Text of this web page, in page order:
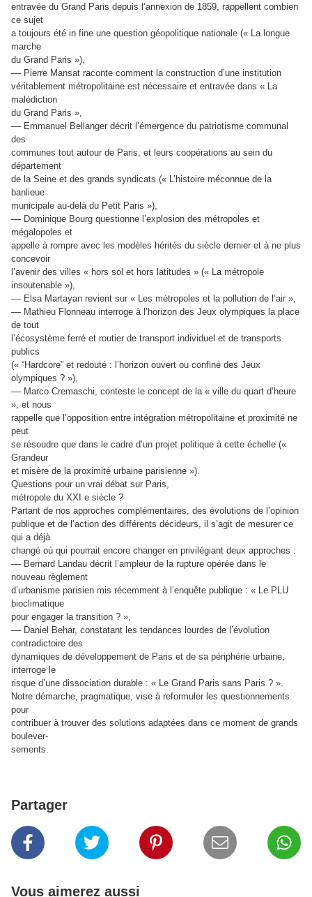
entravée du Grand Paris depuis l’annexion de 1859, rappellent combien
ce sujet
a toujours été in fine une question géopolitique nationale (« La longue
marche
du Grand Paris »),
— Pierre Mansat raconte comment la construction d’une institution
véritablement métropolitaine est nécessaire et entravée dans « La
malédiction
du Grand Paris »,
— Emmanuel Bellanger décrit l’émergence du patriotisme communal
des
communes tout autour de Paris, et leurs coopérations au sein du
département
de la Seine et des grands syndicats (« L’histoire méconnue de la
banlieue
municipale au-delà du Petit Paris »),
— Dominique Bourg questionne l’explosion des métropoles et
mégalopoles et
appelle à rompre avec les modèles hérités du siècle dernier et à ne plus
concevoir
l’avenir des villes « hors sol et hors latitudes » (« La métropole
insoutenable »),
— Elsa Martayan revient sur « Les métropoles et la pollution de l’air »,
— Mathieu Flonneau interroge à l’horizon des Jeux olympiques la place
de tout
l’écosystème ferré et routier de transport individuel et de transports
publics
(« “Hardcore” et redouté : l’horizon ouvert ou confiné des Jeux
olympiques ? »),
— Marco Cremaschi, conteste le concept de la « ville du quart d’heure
», et nous
rappelle que l’opposition entre intégration métropolitaine et proximité ne
peut
se résoudre que dans le cadre d’un projet politique à cette échelle («
Grandeur
et misère de la proximité urbaine parisienne »).
Questions pour un vrai débat sur Paris,
métropole du XXI e siècle ?
Partant de nos approches complémentaires, des évolutions de l’opinion
publique et de l’action des différents décideurs, il s’agit de mesurer ce
qui a déjà
changé où qui pourrait encore changer en privilégiant deux approches :
— Bernard Landau décrit l’ampleur de la rupture opérée dans le
nouveau règlement
d’urbanisme parisien mis récemment à l’enquête publique : « Le PLU
bioclimatique
pour engager la transition ? »,
— Daniel Behar, constatant les tendances lourdes de l’évolution
contradictoire des
dynamiques de développement de Paris et de sa périphérie urbaine,
interroge le
risque d’une dissociation durable : « Le Grand Paris sans Paris ? ».
Notre démarche, pragmatique, vise à reformuler les questionnements
pour
contribuer à trouver des solutions adaptées dans ce moment de grands
boulever-
sements.
Partager
Vous aimerez aussi